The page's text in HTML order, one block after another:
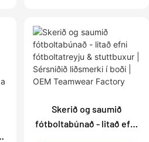
Litasniðið í boði
Skerið og saumið
fótboltabúnað - litað efni